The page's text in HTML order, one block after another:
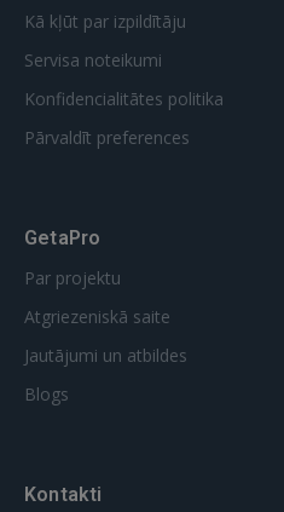
Kā kļūt par izpildītāju
Servisa noteikumi
Konfidencialitātes politika
Pārvaldīt preferences
GetaPro
Par projektu
Atgriezeniskā saite
Jautājumi un atbildes
Blogs
Kontakti